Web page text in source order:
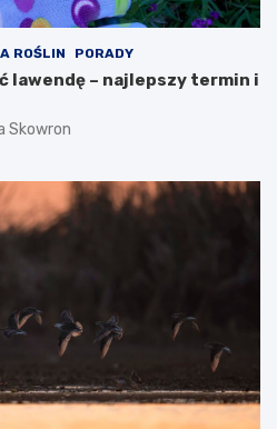
ROŚLIN PORADY
lawendę – najlepszy termin i
Skowron